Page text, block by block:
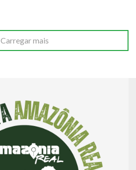
Carregar mais